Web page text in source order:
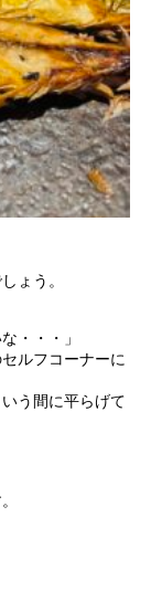
ょう。
・・・」
ルフコーナーに
う間に平らげて